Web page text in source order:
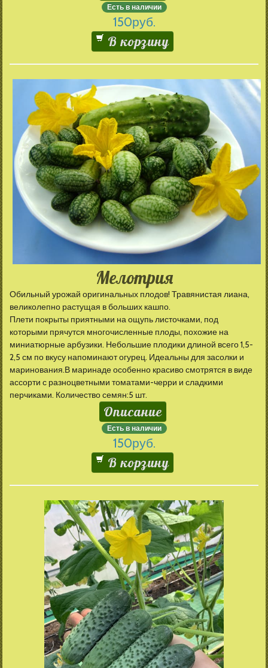
Есть в наличии
150руб.
В корзину
Мелотрия
Обильный урожай оригинальных плодов! Травянистая лиана,
великолепно растущая в больших кашпо.
Плети покрыты приятными на ощупь листочками, под
которыми прячутся многочисленные плоды, похожие на
миниатюрные арбузики. Небольшие плодики длиной всего 1,5-
2,5 см по вкусу напоминают огурец. Идеальны для засолки и
маринования.В маринаде особенно красиво смотрятся в виде
ассорти с разноцветными томатами-черри и сладкими
перчиками. Количество семян:5 шт.
Описание
Есть в наличии
150руб.
В корзину